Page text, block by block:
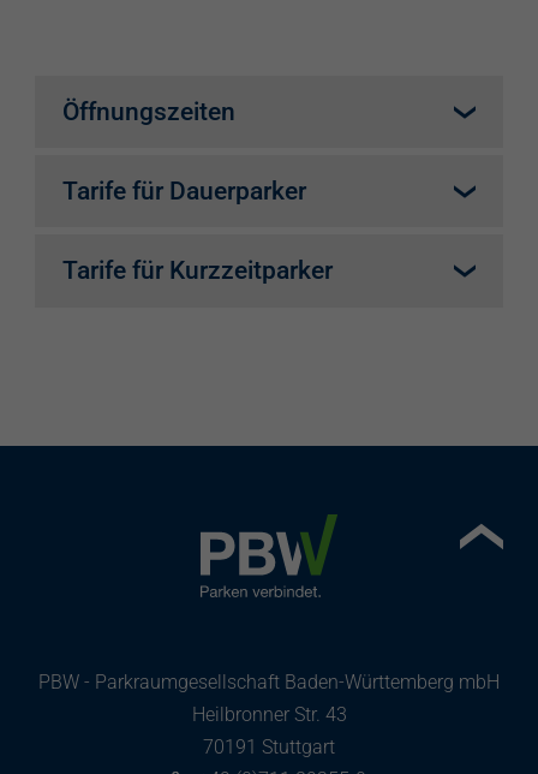
Öffnungszeiten
Tarife für Dauerparker
Tarif angeboten, der über eine E-Mail-
Mailadresse anmelden (z.B. Mailadresse
von nutzender Landesinstitution,
geschäftliche Mailadresse).
Tarife für Kurzzeitparker
PBW - Parkraumgesellschaft Baden-Württemberg mbH
Heilbronner Str. 43
70191 Stuttgart